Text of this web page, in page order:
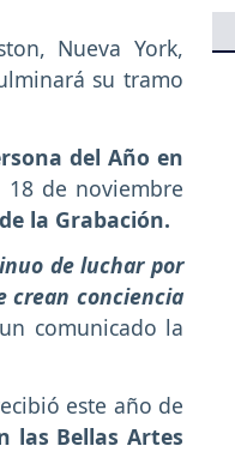
Nueva York,
su tramo
del Año en
18 de noviembre
la Grabación.
de luchar por
crean conciencia
comunicado la
este año de
las Bellas Artes